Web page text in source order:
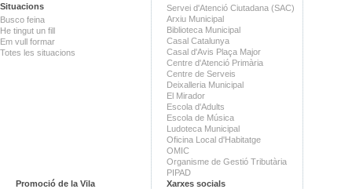
Situacions
Busco feina
He tingut un fill
Em vull formar
Totes les situacions
Servei d'Atenció Ciutadana (SAC)
Arxiu Municipal
Biblioteca Municipal
Casal Catalunya
Casal d'Avis Plaça Major
Centre d'Atenció Primària
Centre de Serveis
Deixalleria Municipal
El Mirador
Escola d'Adults
Escola de Música
Ludoteca Municipal
Oficina Local d'Habitatge
OMIC
Organisme de Gestió Tributària
PIPAD
Promoció de la Vila
Xarxes socials